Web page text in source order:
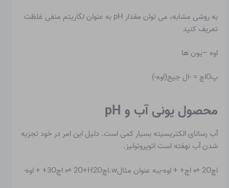
به روشی مشابه، می توان مقدار pH
به عنوان لگاریتم منفی غلظت
تعریف کنید
اوه –یون ها
پOاچ = -ال جیج(اوه-)
محصول یونی آب و pH
آب رسانای الکتریسیته بسیار کمی است. دلیل این امر در خود تجزیه
شدن آب نهفته استاتوپروتولیز.
اچ2O ⇌ اچ+ + اوه-ببه عنوان مثالw.اچ2O+H2O ⇌ اچ3O+ + اوه-